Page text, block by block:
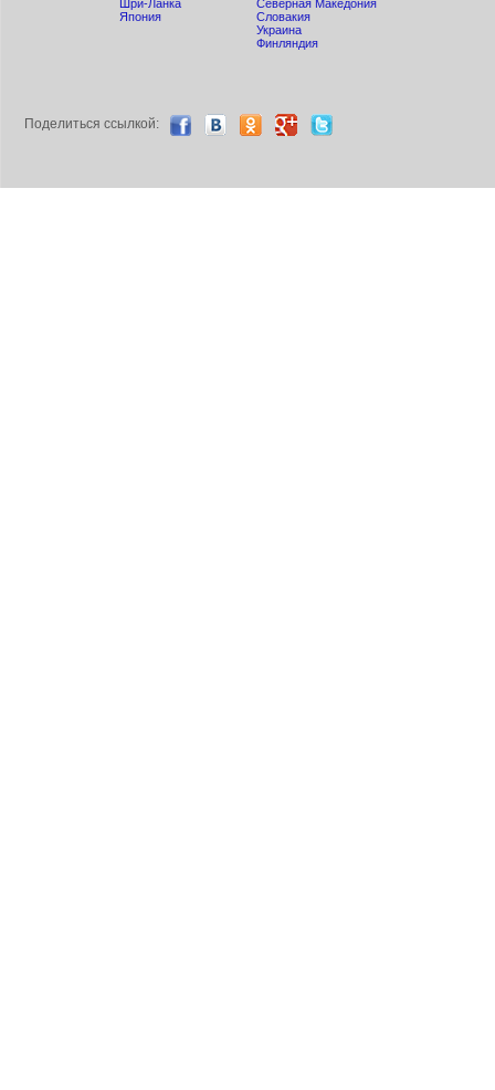
Шри-Ланка
Япония
Северная Македония
Словакия
Украина
Финляндия
Поделиться ccылкой: